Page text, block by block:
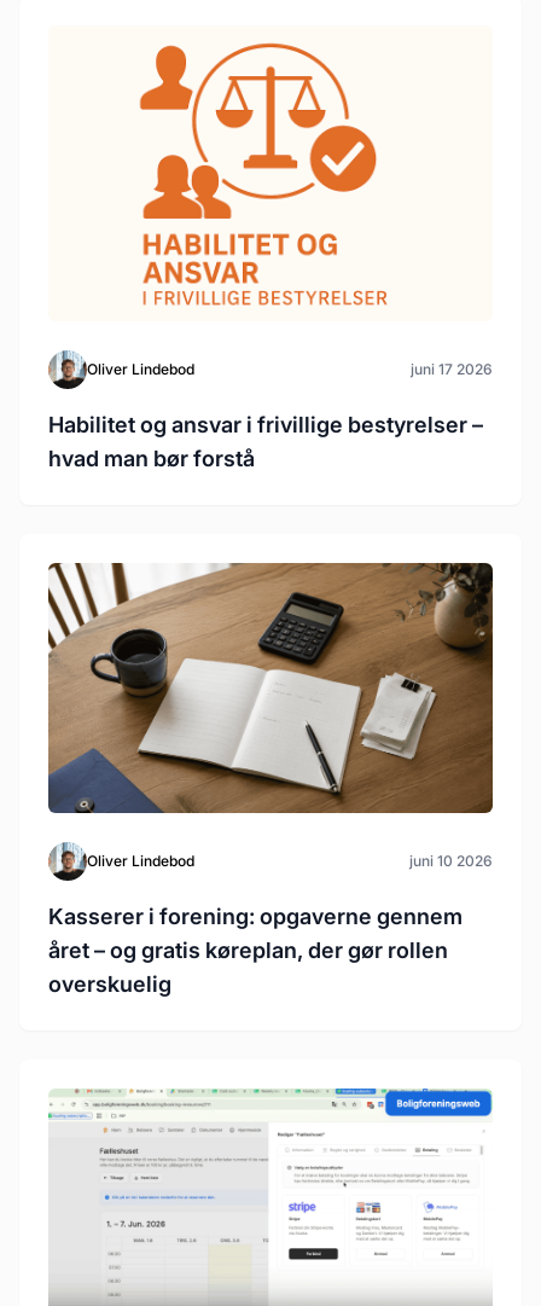
Oliver Lindebod juni 17 2026
Habilitet og ansvar i frivillige bestyrelser –
hvad man bør forstå
Oliver Lindebod juni 10 2026
Kasserer i forening: opgaverne gennem
året – og gratis køreplan, der gør rollen
overskuelig